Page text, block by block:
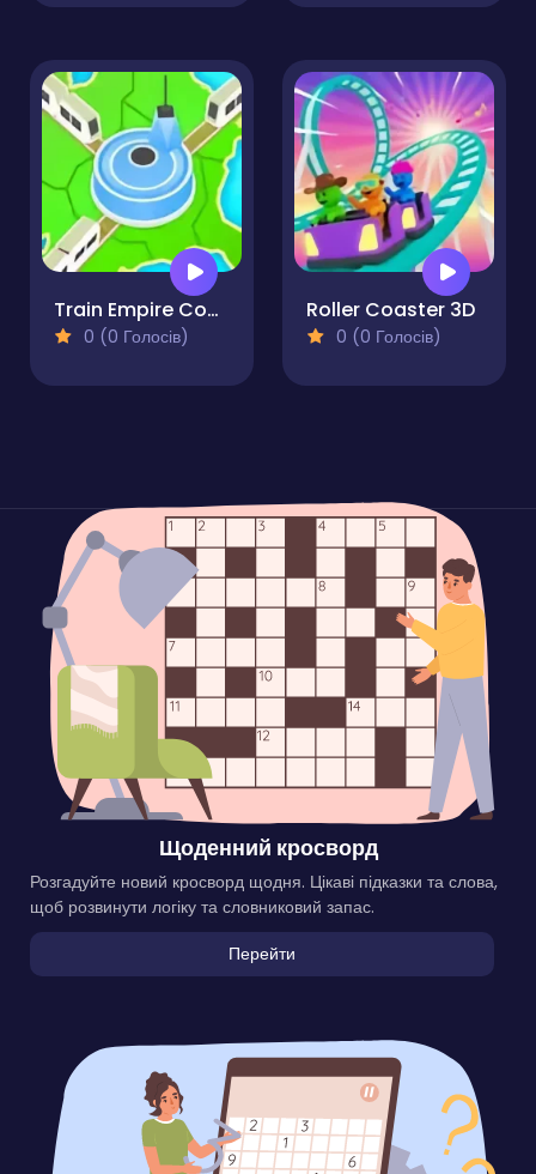
Train Empire Connect Railroad
0 (0 Голосів)
Roller Coaster 3D
0 (0 Голосів)
Щоденний кросворд
Розгадуйте новий кросворд щодня. Цікаві підказки та слова,
щоб розвинути логіку та словниковий запас.
Перейти